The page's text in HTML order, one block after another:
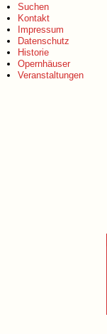
Suchen
Kontakt
Impressum
Datenschutz
Historie
Opernhäuser
Veranstaltungen